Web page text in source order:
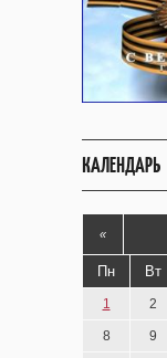
КАЛЕНДАРЬ
«
Пн Вт
1 2
8 9